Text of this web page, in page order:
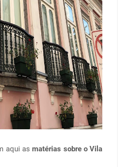
aqui asmatérias sobre o Vila